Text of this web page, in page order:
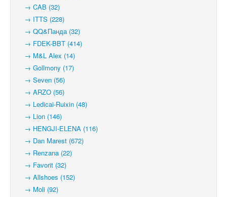
→ CAB (32)
→ ITTS (228)
→ QQ&Панда (32)
→ FDEK-BBT (414)
→ M&L Alex (14)
→ Gollmony (17)
→ Seven (56)
→ ARZO (56)
→ Ledicai-Ruixin (48)
→ Lion (146)
→ HENGJI-ELENA (116)
→ Dan Marest (672)
→ Renzana (22)
→ Favorit (32)
→ Allshoes (152)
→ Moli (92)